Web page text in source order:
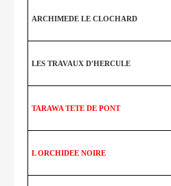
ARCHIMEDE LE CLOCHARD
LES TRAVAUX D'HERCULE
TARAWA TETE DE PONT
L ORCHIDEE NOIRE